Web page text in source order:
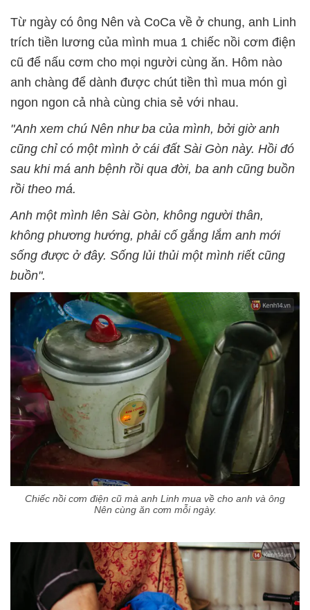
Từ ngày có ông Nên và CoCa về ở chung, anh Linh
trích tiền lương của mình mua 1 chiếc nồi cơm điện
cũ để nấu cơm cho mọi người cùng ăn. Hôm nào
anh chàng để dành được chút tiền thì mua món gì
ngon ngon cả nhà cùng chia sẻ với nhau.
"Anh xem chú Nên như ba của mình, bởi giờ anh
cũng chỉ có một mình ở cái đất Sài Gòn này. Hồi đó
sau khi má anh bệnh rồi qua đời, ba anh cũng buồn
rồi theo má.
Anh một mình lên Sài Gòn, không người thân,
không phương hướng, phải cố gắng lắm anh mới
sống được ở đây. Sống lủi thủi một mình riết cũng
buồn".
Chiếc nồi cơm điện cũ mà anh Linh mua về cho anh và ông
Nên cùng ăn cơm mỗi ngày.